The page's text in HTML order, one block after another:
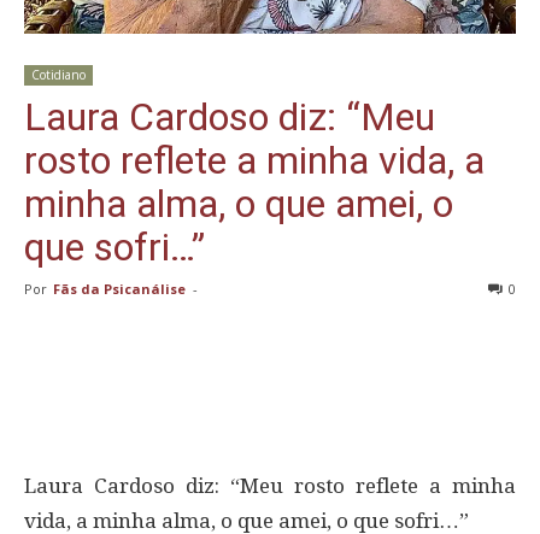
Cotidiano
Laura Cardoso diz: “Meu
rosto reflete a minha vida, a
minha alma, o que amei, o
que sofri…”
Por Fãs da Psicanálise - 0
Laura Cardoso diz: “Meu rosto reflete a minha
vida, a minha alma, o que amei, o que sofri…”